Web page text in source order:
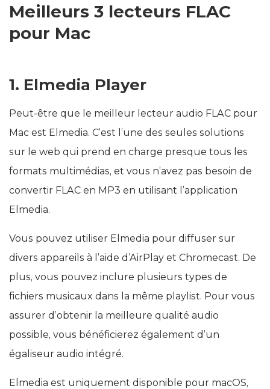
Meilleurs 3 lecteurs FLAC
pour Mac
1. Elmedia Player
Peut-être que le meilleur lecteur audio FLAC pour
Mac est Elmedia. C’est l’une des seules solutions
sur le web qui prend en charge presque tous les
formats multimédias, et vous n’avez pas besoin de
convertir FLAC en MP3 en utilisant l’application
Elmedia.
Vous pouvez utiliser Elmedia pour diffuser sur
divers appareils à l’aide d’AirPlay et Chromecast. De
plus, vous pouvez inclure plusieurs types de
fichiers musicaux dans la même playlist. Pour vous
assurer d’obtenir la meilleure qualité audio
possible, vous bénéficierez également d’un
égaliseur audio intégré.
Elmedia est uniquement disponible pour macOS,